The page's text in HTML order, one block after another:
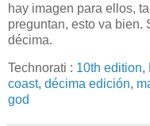
hay imagen para ellos,
preguntan, esto va bien.
décima.
Technorati : 10th edition,
coast, décima edición,
god